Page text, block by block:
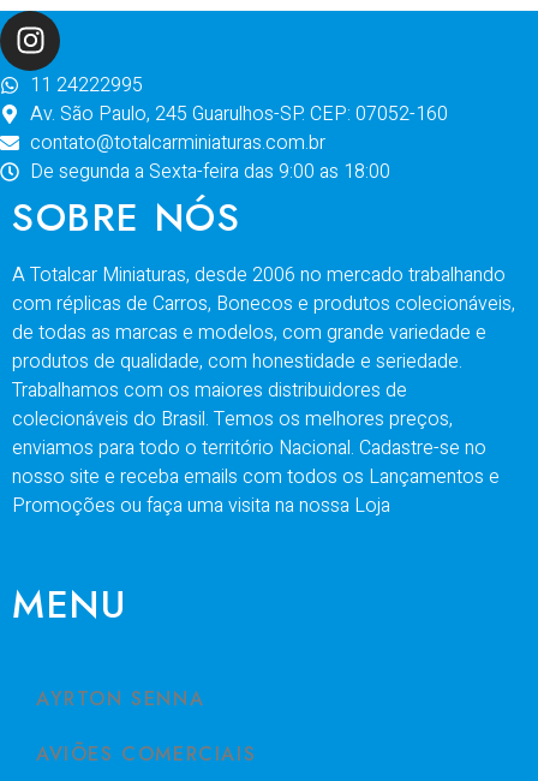
11 24222995
Av. São Paulo, 245 Guarulhos-SP. CEP: 07052-160
contato@totalcarminiaturas.com.br
De segunda a Sexta-feira das 9:00 as 18:00
SOBRE NÓS
A Totalcar Miniaturas, desde 2006 no mercado trabalhando
com réplicas de Carros, Bonecos e produtos colecionáveis,
de todas as marcas e modelos, com grande variedade e
produtos de qualidade, com honestidade e seriedade.
Trabalhamos com os maiores distribuidores de
colecionáveis do Brasil. Temos os melhores preços,
enviamos para todo o território Nacional. Cadastre-se no
nosso site e receba emails com todos os Lançamentos e
Promoções ou faça uma visita na nossa Loja
MENU
AYRTON SENNA
AVIÕES COMERCIAIS